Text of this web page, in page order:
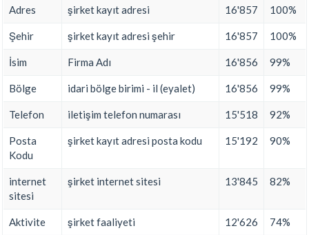
Adres şirket kayıt adresi 16'857 100%
Şehir şirket kayıt adresi şehir 16'857 100%
İsim Firma Adı 16'856 99%
Bölge idari bölge birimi - il (eyalet) 16'856 99%
Telefon iletişim telefon numarası 15'518 92%
Posta
Kodu
şirket kayıt adresi posta kodu 15'192 90%
internet
sitesi
şirket internet sitesi 13'845 82%
Aktivite şirket faaliyeti 12'626 74%